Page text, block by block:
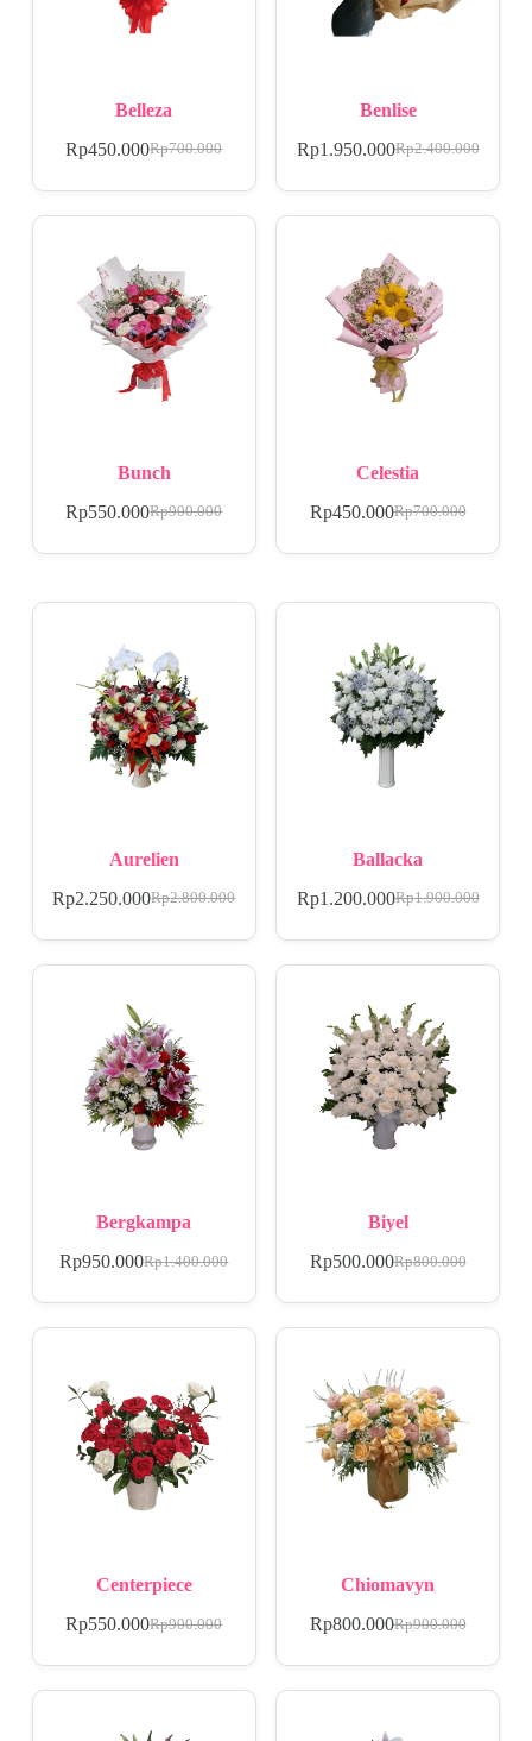
Belleza
Rp700.000
Rp450.000
Benlise
Rp2.400.000
Rp1.950.000
Bunch
Rp900.000
Rp550.000
Celestia
Rp700.000
Rp450.000
Aurelien
Rp2.800.000
Rp2.250.000
Ballacka
Rp1.900.000
Rp1.200.000
Bergkampa
Rp1.400.000
Rp950.000
Biyel
Rp800.000
Rp500.000
Centerpiece
Rp900.000
Rp550.000
Chiomavyn
Rp900.000
Rp800.000